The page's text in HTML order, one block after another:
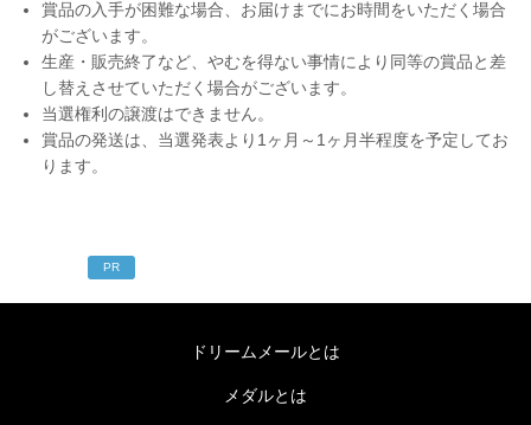
賞品の入手が困難な場合、お届けまでにお時間をいただく場合
がございます。
生産・販売終了など、やむを得ない事情により同等の賞品と差
し替えさせていただく場合がございます。
当選権利の譲渡はできません。
賞品の発送は、当選発表より1ヶ月～1ヶ月半程度を予定してお
ります。
PR
ドリームメールとは
メダルとは